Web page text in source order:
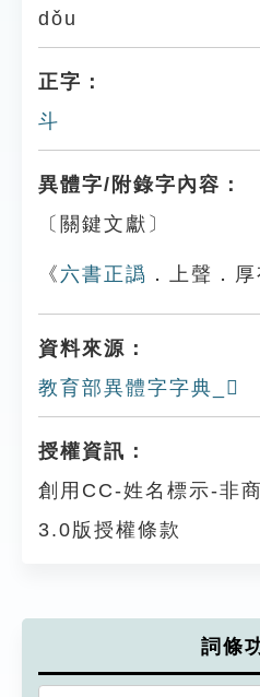
dǒu
正字：
斗
異體字/附錄字內容：
〔關鍵文獻〕
《 六書正譌 ．上聲．
資料來源：
教育部異體字字典_𣁬
授權資訊：
創用CC-姓名標示-非
3.0版授權條款
詞條